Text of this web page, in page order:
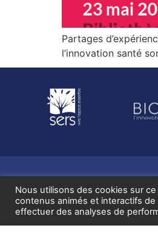
Partages
l’innovation santé
Nous utilisons des cookies sur
contenus animés et interactifs
effectuer des analyses de